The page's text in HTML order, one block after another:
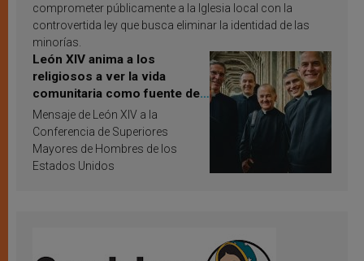
comprometer públicamente a la Iglesia local con la
controvertida ley que busca eliminar la identidad de las
minorías.
León XIV anima a los
religiosos a ver la vida
comunitaria como fuente de
inspiración y santificación
Mensaje de León XIV a la
Conferencia de Superiores
Mayores de Hombres de los
Estados Unidos